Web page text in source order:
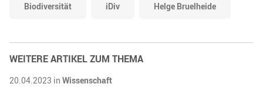
Biodiversität iDiv Helge Bruelheide
WEITERE ARTIKEL ZUM THEMA
20.04.2023 in Wissenschaft